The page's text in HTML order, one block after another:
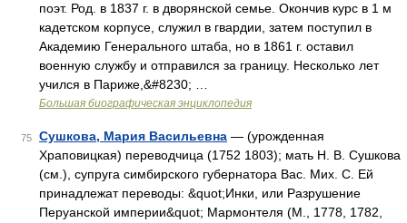
поэт. Род. в 1837 г. в дворянской семье. Окончив курс в 1 м
кадетском корпусе, служил в гвардии, затем поступил в
Академию Генерального штаба, но в 1861 г. оставил
военную службу и отправился за границу. Несколько лет
учился в Париже,&#8230; …
Большая биографическая энциклопедия
75 Сушкова, Мария Васильевна — (урожденная
Храповицкая) переводчица (1752 1803); мать Н. В. Сушкова
(см.), супруга симбирского губернатора Вас. Mих. С. Ей
принадлежат переводы: &quot;Инки, или Разрушение
Перуанской империи&quot; Мармонтеля (М., 1778, 1782,